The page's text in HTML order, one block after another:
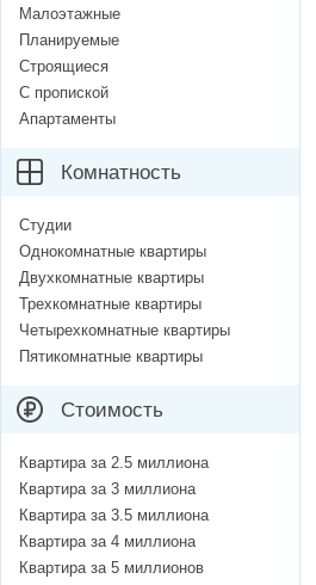
Малоэтажные
Планируемые
Строящиеся
С пропиской
Апартаменты
Комнатность
Студии
Однокомнатные квартиры
Двухкомнатные квартиры
Трехкомнатные квартиры
Четырехкомнатные квартиры
Пятикомнатные квартиры
Стоимость
Квартира за 2.5 миллиона
Квартира за 3 миллиона
Квартира за 3.5 миллиона
Квартира за 4 миллиона
Квартира за 5 миллионов